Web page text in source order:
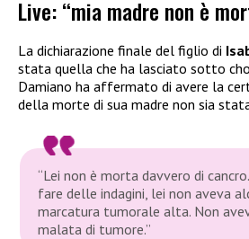
Live: “mia madre non è
La dichiarazione finale del figlio di
stata quella che ha lasciato sotto
Damiano ha affermato di avere la
della morte di sua madre non sia
“Lei non è morta davvero di
fare delle indagini, lei non aveva
marcatura tumorale alta. Non
malata di tumore.”